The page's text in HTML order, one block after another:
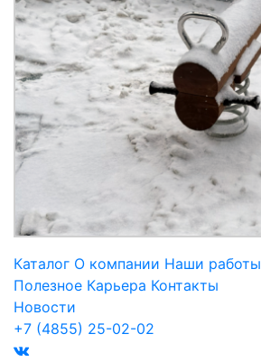
Каталог О компании Наши работы
Полезное Карьера Контакты
Новости
+7 (4855) 25-02-02